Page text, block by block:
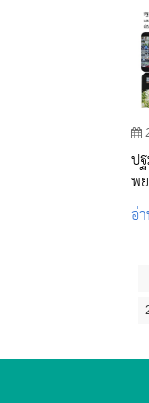
ป
พ
อ่